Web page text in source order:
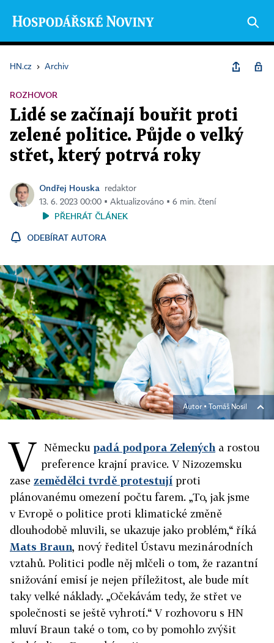
HN.cz › Archiv
ROZHOVOR
Lidé se začínají bouřit proti
zelené politice. Půjde o velký
střet, který potrvá roky
Ondřej Houska
redaktor
13. 6. 2023 00:00 ▪ Aktualizováno ▪ 6 min. čtení
PŘEHRÁT ČLÁNEK
ODEBÍRAT AUTORA
Autor ▪Tomáš Nosil
V Německu padá podpora Zelených a rostou
preference krajní pravice. V Nizozemsku
zase zemědělci tvrdě protestují proti
plánovanému omezení počtu farem. „To, jak jsme
v Evropě o politice proti klimatické změně
dlouhodobě mluvili, se ukazuje jako problém,“ říká
Mats Braun, nový ředitel Ústavu mezinárodních
vztahů. Politici podle něj mlčeli o tom, že razantní
snižování emisí je nejen příležitost, ale bude mít
taky velké náklady. „Očekávám tedy, že střet ve
společnosti se ještě vyhrotí.“ V rozhovoru s HN
mluví Braun také o tom, co by pomohlo zvýšit